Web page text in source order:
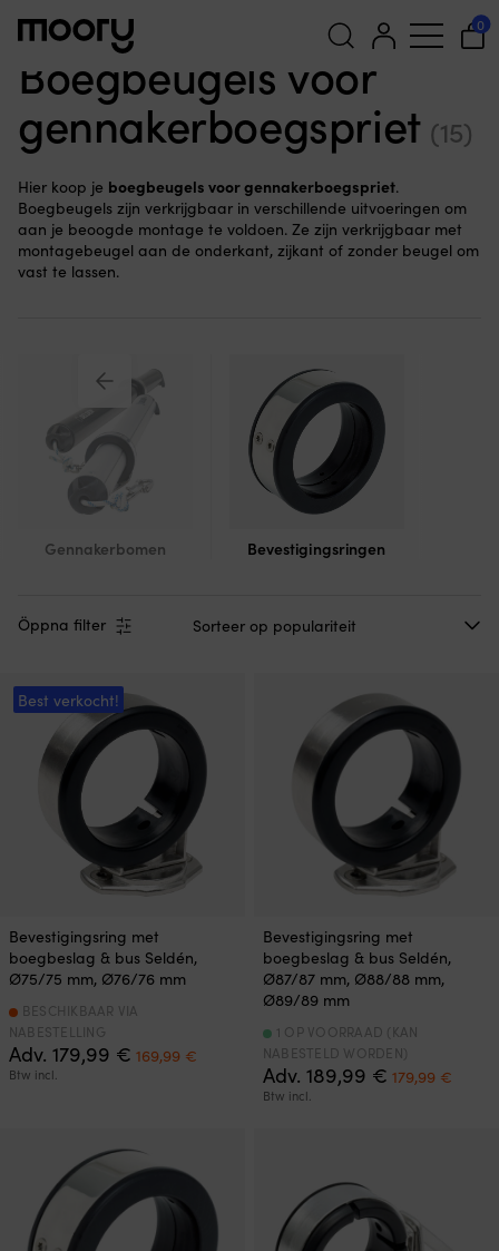
Zoeken
naar:
0
Bevestigingsringen
Boegbeugels voor
gennakerboegspriet (15)
Hier koop je boegbeugels voor gennakerboegspriet.
Boegbeugels zijn verkrijgbaar in verschillende uitvoeringen om
aan je beoogde montage te voldoen. Ze zijn verkrijgbaar met
montagebeugel aan de onderkant, zijkant of zonder beugel om
vast te lassen.
Gennakerbomen Bevestigingsringen
Öppna filter
Best verkocht!
Bevestigingsring met
boegbeslag & bus Seldén,
Ø75/75 mm, Ø76/76 mm
Adv. 179,99 € Oorspronkelijke
prijs
169,99 €
Btw incl.
BESCHIKBAAR VIA
NABESTELLING
Bevestigingsring met
boegbeslag & bus Seldén,
Ø87/87 mm, Ø88/88 mm,
Ø89/89 mm
Adv. 189,99 €
prijs
179,99 €
Btw incl.
1 OP VOORRAAD (KAN
NABESTELD WORDEN)